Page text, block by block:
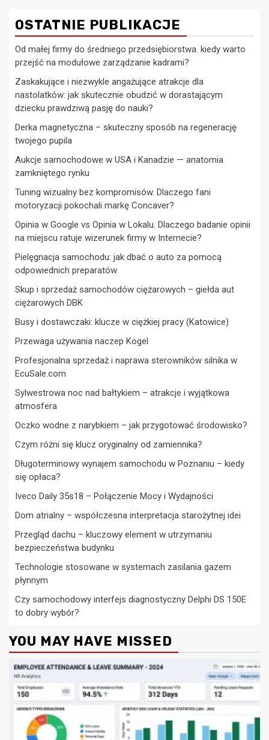
OSTATNIE PUBLIKACJE
Od małej firmy do średniego przedsiębiorstwa. kiedy warto
przejść na modułowe zarządzanie kadrami?
Zaskakujące i niezwykle angażujące atrakcje dla
nastolatków: jak skutecznie obudzić w dorastającym
dziecku prawdziwą pasję do nauki?
Derka magnetyczna – skuteczny sposób na regenerację
twojego pupila
Aukcje samochodowe w USA i Kanadzie — anatomia
zamkniętego rynku
Tuning wizualny bez kompromisów. Dlaczego fani
motoryzacji pokochali markę Concaver?
Opinia w Google vs Opinia w Lokalu. Dlaczego badanie opinii
na miejscu ratuje wizerunek firmy w Internecie?
Pielęgnacja samochodu: jak dbać o auto za pomocą
odpowiednich preparatów
Skup i sprzedaż samochodów ciężarowych – giełda aut
ciężarowych DBK
Busy i dostawczaki: klucze w ciężkiej pracy (Katowice)
Przewaga używania naczep Kogel
Profesjonalna sprzedaż i naprawa sterowników silnika w
EcuSale.com
Sylwestrowa noc nad bałtykiem – atrakcje i wyjątkowa
atmosfera
Oczko wodne z narybkiem – jak przygotować środowisko?
Czym różni się klucz oryginalny od zamiennika?
Długoterminowy wynajem samochodu w Poznaniu – kiedy
się opłaca?
Iveco Daily 35s18 – Połączenie Mocy i Wydajności
Dom atrialny – współczesna interpretacja starożytnej idei
Przegląd dachu – kluczowy element w utrzymaniu
bezpieczeństwa budynku
Technologie stosowane w systemach zasilania gazem
płynnym
Czy samochodowy interfejs diagnostyczny Delphi DS 150E
to dobry wybór?
YOU MAY HAVE MISSED